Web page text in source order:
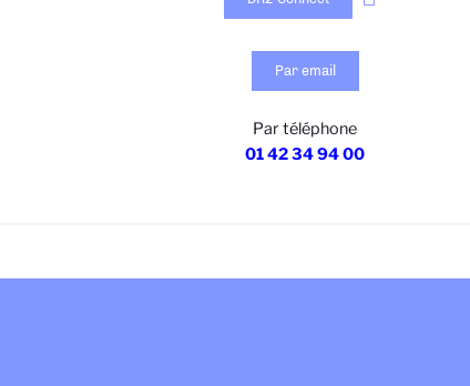
Par email
Par téléphone
01 42 34 94 00